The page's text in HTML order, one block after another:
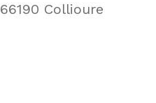
66190 Collioure